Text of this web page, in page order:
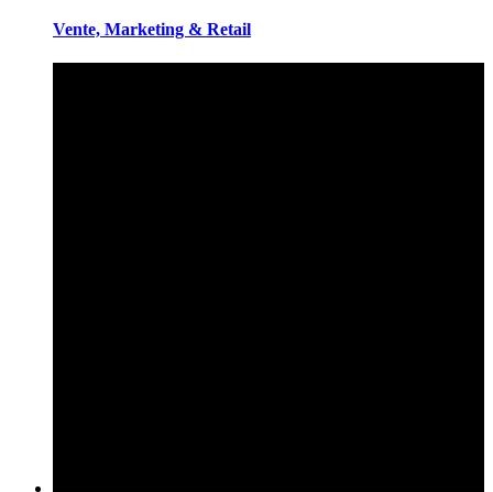
Vente, Marketing & Retail